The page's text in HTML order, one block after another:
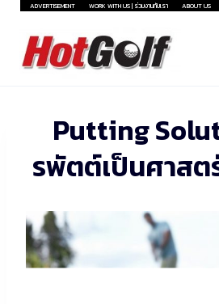
Skip
content
ADVERTISEMENT WORK WITH US | ร่วมงานกับเรา ABOUT US
Putting
รพัตต์เป็นศาสต